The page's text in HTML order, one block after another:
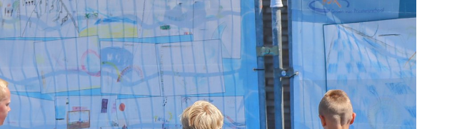
Verhuur